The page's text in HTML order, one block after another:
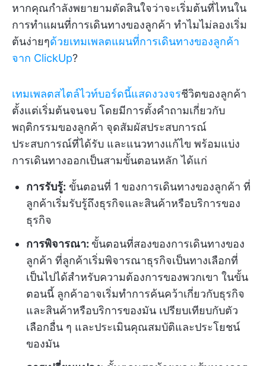
หากคุณกำลังพยายามตัดสินใจว่าจะเริ่มต้นที่ไหนใน
การทำแผนที่การเดินทางของลูกค้า ทำไมไม่ลองเริ่ม
ต้นง่ายๆด้วยเทมเพลตแผนที่การเดินทางของลูกค้า
จาก ClickUp?
เทมเพลตสไตล์ไวท์บอร์ดนี้แสดงวงจรชีวิตของลูกค้า
ตั้งแต่เริ่มต้นจนจบ โดยมีการตั้งคำถามเกี่ยวกับ
พฤติกรรมของลูกค้า จุดสัมผัสประสบการณ์
ประสบการณ์ที่ได้รับ และแนวทางแก้ไข พร้อมแบ่ง
การเดินทางออกเป็นสามขั้นตอนหลัก ได้แก่
การรับรู้: ขั้นตอนที่ 1 ของการเดินทางของลูกค้า ที่
ลูกค้าเริ่มรับรู้ถึงธุรกิจและสินค้าหรือบริการของ
ธุรกิจ
การพิจารณา: ขั้นตอนที่สองของการเดินทางของ
ลูกค้า ที่ลูกค้าเริ่มพิจารณาธุรกิจเป็นทางเลือกที่
เป็นไปได้สำหรับความต้องการของพวกเขา ในขั้น
ตอนนี้ ลูกค้าอาจเริ่มทำการค้นคว้าเกี่ยวกับธุรกิจ
และสินค้าหรือบริการของมัน เปรียบเทียบกับตัว
เลือกอื่น ๆ และประเมินคุณสมบัติและประโยชน์
ของมัน